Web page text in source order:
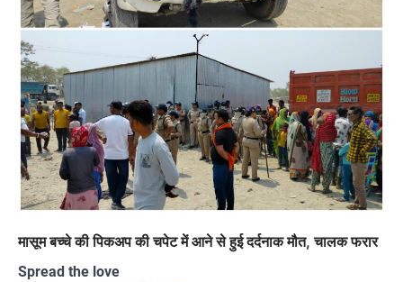
मासूम बच्चे की पिकअप की चपेट में आने से हुई दर्दनाक मौत, चालक फरार
Spread the love